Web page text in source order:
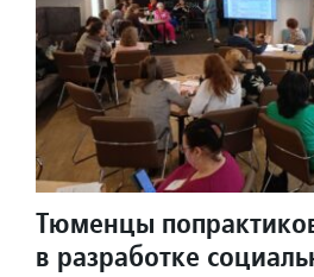
Тюменцы
в разработке